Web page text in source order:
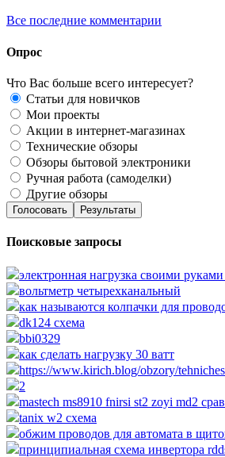
Все последние комментарии
Опрос
Что Вас больше всего интересует?
Статьи для новичков
Мои проекты
Акции в интернет-магазинах
Технические обзоры
Обзоры бытовой электроники
Ручная работа (самоделки)
Другие обзоры
Голосовать Результаты
Поисковые запросы
электронная нагрузка своими
вольтметр четырехканальный
как называются колпачки для
dk124 схема
bbi0329
как сделать нагрузку 30 ватт
https://www.kirich.blog/obzory/
2
mastech ms8910 fnirsi st2 zoyi md2
tanix w2 схема
обжим проводов для автомата в
принципиальная схема инвертора